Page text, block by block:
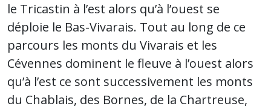
le Tricastin à l’est alors qu’à l’ouest se
déploie le Bas-Vivarais. Tout au long de ce
parcours les monts du Vivarais et les
Cévennes dominent le fleuve à l’ouest alors
qu’à l’est ce sont successivement les monts
du Chablais, des Bornes, de la Chartreuse,